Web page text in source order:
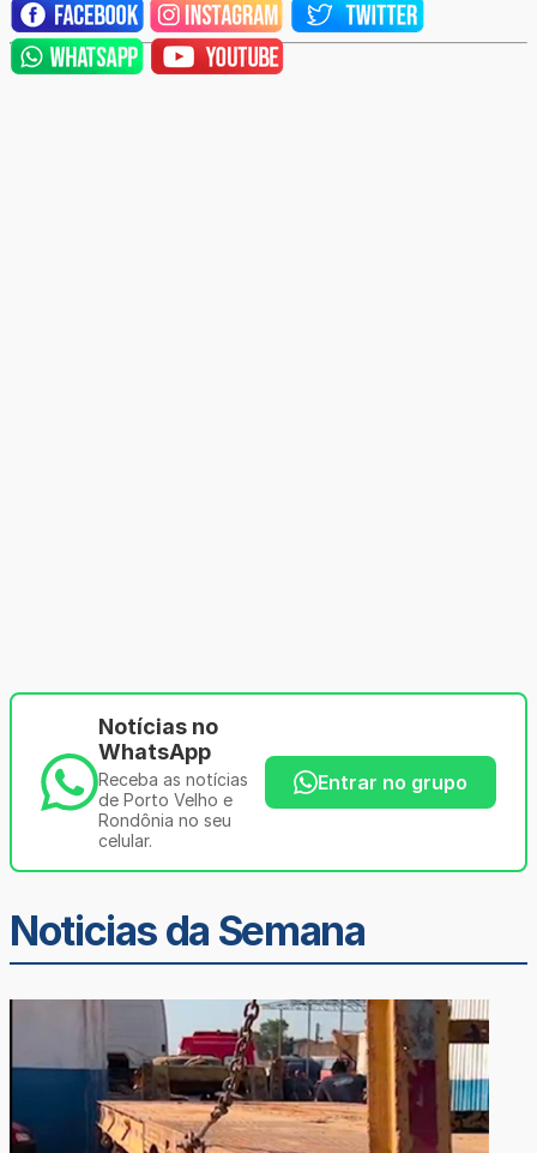
Notícias no
WhatsApp
Receba as notícias
de Porto Velho e
Rondônia no seu
celular.
Entrar no grupo
Noticias da Semana